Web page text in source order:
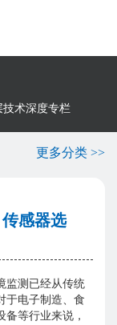
技术深度专栏
更多分类 >>
感器选
监测已经从传统
于电子制造、食
等行业来说，